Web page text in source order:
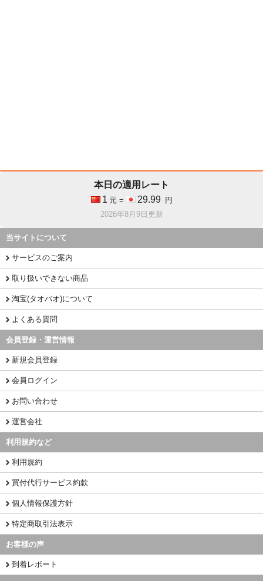
本日の適用レート
1 元 = 29.99
円
2026年8月9日更新
当サイトについて
サービスのご案内
取り扱いできない商品
淘宝(タオバオ)について
よくある質問
会員登録・運営情報
新規会員登録
会員ログイン
お問い合わせ
運営会社
利用規約など
利用規約
買付代行サービス約款
個人情報保護方針
特定商取引法表示
お客様の声
到着レポート